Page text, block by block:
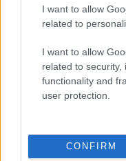
I want to allow
related to
I want to allow
related to security,
functionality and
user protection.
CONFIRM
RYAN GIGGS